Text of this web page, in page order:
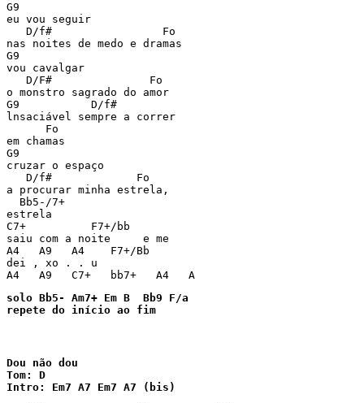
G9
eu vou seguir
   D/f#                 Fo
nas noites de medo e dramas
G9
vou cavalgar
   D/F#               Fo
o monstro sagrado do amor
G9           D/f#
lnsaciável sempre a correr
      Fo
em chamas
G9
cruzar o espaço
   D/f#             Fo
a procurar minha estrela,
  Bb5-/7+
estrela
C7+          F7+/bb
saiu com a noite     e me
A4   A9   A4    F7+/Bb
dei , xo . . u
A4   A9   C7+   bb7+   A4   A
solo Bb5- Am7+ Em B  Bb9 F/a
repete do início ao fim
Dou não dou
Tom: D
Intro: Em7 A7 Em7 A7 (bis)